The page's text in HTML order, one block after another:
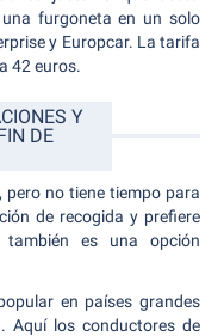
furgoneta en un solo
y Europcar. La tarifa
42 euros.
Y
DE
pero no tiene tiempo para
de recogida y prefiere
es una opción
en países grandes
Aquí los conductores de